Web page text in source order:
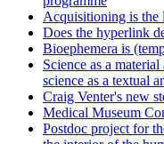
Acquisitioning is the
Does the hyperlink
Bioephemera is
Science as a
science as a textual
Craig Venter's new
Medical Museum
Postdoc project for